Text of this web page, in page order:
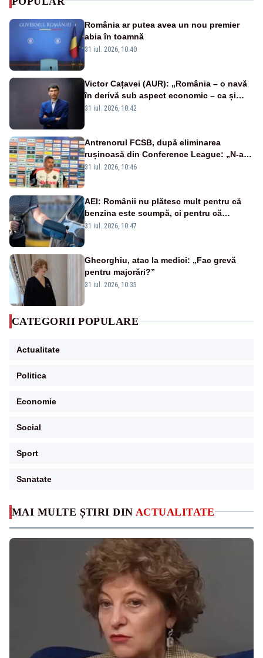
MAI MULTE ȘTIRI DIN ACTUALITATE
România ar putea avea un nou premier
abia în toamnă
31 iul. 2026, 10:40
Victor Cațavei (AUR): „România – o navă
în derivă sub aspect economic – ca și
rezultat al guvernărilor din ultimii 36 de
31 iul. 2026, 10:42
Antrenorul FCSB, după eliminarea
rușinoasă din Conference League: „N-ai
cum să nu scoți în evidență și lucrurile
31 iul. 2026, 10:46
AEI: Românii nu plătesc mult pentru că
benzina este scumpă, ci pentru că
benzina ieftină e taxată scump
31 iul. 2026, 10:47
Gheorghiu, atac la medici: „Fac grevă
pentru majorări?”
31 iul. 2026, 10:35
CATEGORII POPULARE
Actualitate
Politica
Economie
Social
Sport
Sanatate